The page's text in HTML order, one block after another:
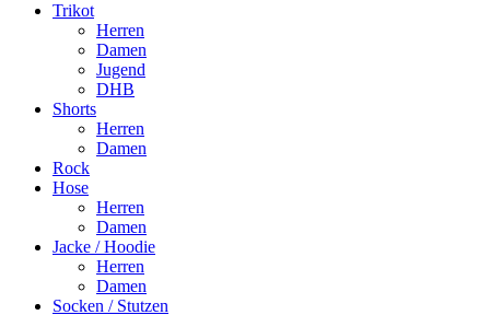
Trikot
Herren
Damen
Jugend
DHB
Shorts
Herren
Damen
Rock
Hose
Herren
Damen
Jacke / Hoodie
Herren
Damen
Socken / Stutzen